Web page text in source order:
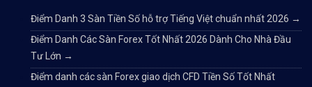
Điểm Danh 3 Sàn Tiền Số hỗ trợ Tiếng Việt chuẩn nhất 2026 →
Điểm Danh Các Sàn Forex Tốt Nhất 2026 Dành Cho Nhà Đầu
Tư Lớn →
Điểm danh các sàn Forex giao dịch CFD Tiền Số Tốt Nhất